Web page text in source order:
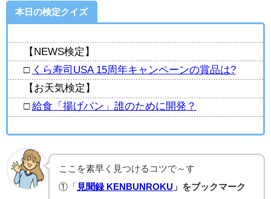
本日の検定クイズ
【NEWS検定】
□ くら寿司USA 15周年キャンペーンの賞品は?
【お天気検定】
□給食「揚げパン」誰のために開発？
ここを素早く見つけるコツで～す
①「 見聞録 KENBUNROKU 」をブックマーク